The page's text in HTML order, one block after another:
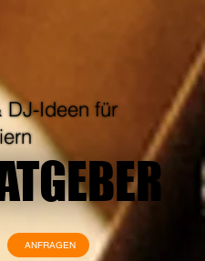
DJ-Ideen für
ANFRAGEN